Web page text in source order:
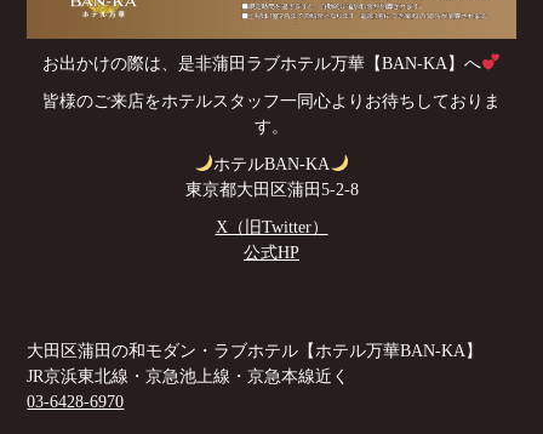
お出かけの際は、是非蒲田ラブホテル万華【BAN-KA】へ
皆様のご来店をホテルスタッフ一同心よりお待ちしておりま
す。
ホテルBAN-KA
東京都大田区蒲田5-2-8
X（旧Twitter）
公式HP
大田区蒲田の和モダン・ラブホテル【ホテル万華BAN-KA】
JR京浜東北線・京急池上線・京急本線近く
03-6428-6970